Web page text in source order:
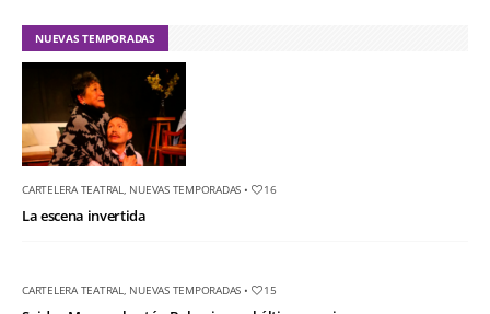
NUEVAS TEMPORADAS
CARTELERA TEATRAL NUEVAS TEMPORADAS • 16
La escena invertida
CARTELERA TEATRAL NUEVAS TEMPORADAS • 15